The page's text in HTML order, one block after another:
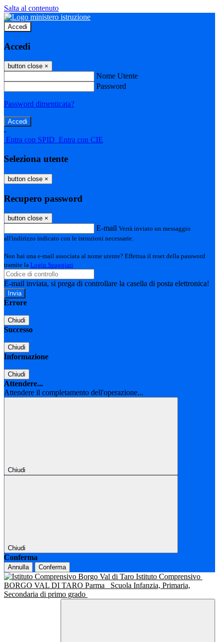
Salta al contenuto
Accedi
Accedi
button close ×
Nome Utente
Password
Password dimenticata?
-
Entra con SPID Entra con CIE
Seleziona utente
button close ×
Recupero password
button close ×
E-mail Verrà inviato un messaggio
all'indirizzo indicato con le istruzioni necessarie.
Non hai una e-mail associata al nome utente? Effettua il reset della password
tramite la Login Spaggiari
E-mail inviata, si prega di controllare la casella di posta elettronica!
Errore
Chiudi
Successo
Chiudi
Informazione
Chiudi
Attendere...
Attendere il completamento dell'operazione...
Chiudi
Chiudi
Conferma
Annulla Conferma
Istituto Comprensivo
BORGO VAL DI TARO Parma
Scuola Infanzia, Primaria,
Secondaria di primo grado